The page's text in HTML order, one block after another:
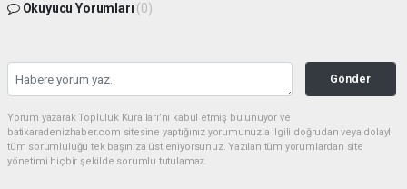
Okuyucu Yorumları (0)
Gönder
Yorum yazarak Topluluk Kuralları’nı kabul etmiş bulunuyor ve
batikaradenizhaber.com sitesine yaptığınız yorumunuzla ilgili doğrudan veya dolaylı
tüm sorumluluğu tek başınıza üstleniyorsunuz. Yazılan tüm yorumlardan site
yönetimi hiçbir şekilde sorumlu tutulamaz.